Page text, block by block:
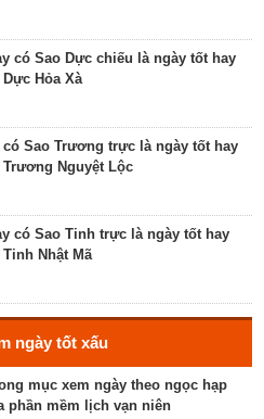
có Sao Dực chiếu là ngày tốt hay
Hỏa Xà
Sao Trương trực là ngày tốt hay
Nguyệt Lộc
có Sao Tinh trực là ngày tốt hay
Nhật Mã
Sao Liễu trực là ngày tốt hay xấu? Ý
Chương
có Sao Quỷ chiếu là ngày tốt hay
ngày tốt xấu
thọ, cầu tài lộc
tu tạo nhà cửa
phúc
giao dịch, cầu tài lộc
mục xem ngày theo ngọc hạp
phần mềm lịch vạn niên